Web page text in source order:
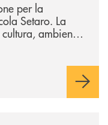
per la
Setaro. La
ambiente